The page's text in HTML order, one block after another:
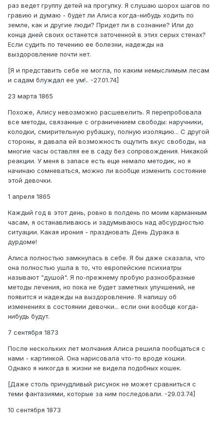
раз ведет группу детей на прогулку. Я слушаю шорох шагов по
гравию и думаю - будет ли Алиса когда-нибудь ходить по
земле, как и другие люди? Придет ли в сознание? Или до
конца дней своих останется заточенной в этих серых стенах?
Если судить по течению ее болезни, надежды на
выздоровление почти нет.
[Я и представить себе не могла, по каким немыслимым лесам
и садам блуждал ее ум!.. -27.01.74]
23 марта 1865
Похоже, Алису невозможно расшевелить. Я перепробовала
все методы, связанные с ограничением свободы: наручники,
колодки, смирительную рубашку, полную изоляцию... С другой
стороны, я давала ей возможность ощутить вкус свободы, на
многие часы оставляя ее в саду без сопровождения. Никакой
реакции. У меня в запасе есть еще немало методик, но я
начинаю сомневаться, можно ли вообще изменить состояние
этой девочки.
1 апреля 1865
Каждый год в этот день, ровно в полдень по моим карманным
часам, я останавливаюсь и задумываюсь над абсурдностью
ситуации. Какая ирония - праздновать День Дурака в
дурдоме!
Алиса полностью замкнулась в себе. Я бы даже сказала, что
она полностью ушла в то, что европейские психиатры
называют "душой". Я по-прежнему пробую разнообразные
методы лечения, но пока не будет заметных улучшений, не
появится и надежды на выздоровление. Я напишу об
изменениях в состоянии девочки... если они вообще когда-
нибудь будут.
7 сентября 1873
После нескольких лет молчания Алиса решила пообщаться с
нами - картинкой. Она нарисовала что-то вроде кошки.
Однако я никогда в жизни не видела подобных кошек.
[Даже столь причудливый рисунок не может сравниться с
теми фантазиями, которые за ним последовали. -29.03.74]
10 сентября 1873